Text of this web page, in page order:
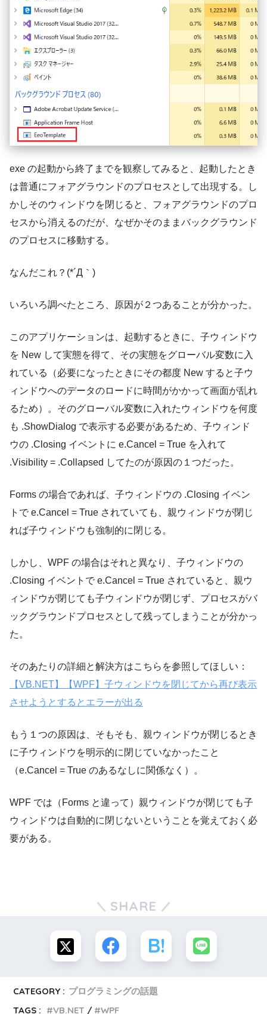
exe の起動から終了までを観察してみると、起動したとき
は普通にフォアグラウンドのプロセスとして出現する。し
かしそのウィンドウを閉じると、フォアグラウンドのプロ
セスから消えるのだが、なぜかそのままバックグラウンド
のプロセスに移動する。
なんだこれ？(*´Д｀)
いろいろ調べたところ、原因が２つあることが分かった。
このアプリケーションは、起動するときに、子ウィンドウ
を New して実態を得て、その実態をグローバル変数に入
れている（必要になったときにその都度 New すると子ウ
ィンドウへのデータのロードに時間がかかって画面が乱れ
るため）。そのグローバル変数に入れたウィンドウを何度
も .ShowDialog で表示する必要があるため、子ウィンド
ウの .Closing イベントに e.Cancel = True を入れて
.Visibility = .Collapsed してたのが原因の１つだった。
Forms の場合であれば、子ウィンドウの .Closing イベン
トで e.Cancel = True されていても、親ウィンドウが閉じ
れば子ウィンドウも強制的に閉じる。
しかし、WPF の場合はそれと異なり、子ウィンドウの
.Closing イベントで e.Cancel = True されていると、親ウ
ィンドウが閉じても子ウィンドウが閉じず、プロセスがバ
ックグラウンドプロセスとして残ってしまうことが分かっ
た。
そのあたりの詳細と解決方はこちらを参照してほしい：
【VB.NET】【WPF】子ウィンドウを閉じてから再び表示
させようとするとエラーが出る
もう１つの原因は、そもそも、親ウィンドウが閉じるとき
に子ウィンドウを明示的に閉じていなかったこと
（e.Cancel = True のあるなしに関係なく）。
WPF では（Forms と違って）親ウィンドウが閉じても子
ウィンドウは自動的に閉じないということを覚えておく必
要がある。
SHARE
CATEGORY : プログラミングの話題
TAGS :
VB.NET WPF